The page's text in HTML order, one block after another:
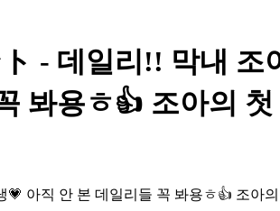
- 데일리!! 막내 조
봐용ㅎ👍 조아의
아직 안 본 데일리들 꼭 봐용ㅎ👍 조아